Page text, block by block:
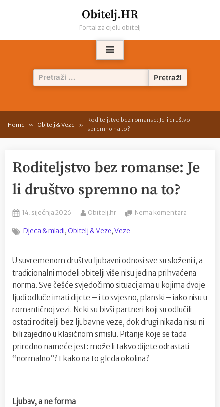
Obitelj.HR
Portal za cijelu obitelj
Pretraži:
Home Obitelj & Veze
Roditeljstvo bez romanse: Je li društvo
spremno na to?
Roditeljstvo bez romanse: Je
li društvo spremno na to?
Posted
14. siječnja 2026 By
Obitelj.hr Nema komentara
romanse:
li
društvo
spremno
na
to?
Djeca & mladi,Obitelj & Veze,Veze
U suvremenom društvu ljubavni odnosi sve su složeniji, a
tradicionalni modeli obitelji više nisu jedina prihvaćena
norma. Sve češće svjedočimo situacijama u kojima dvoje
ljudi odluče imati dijete – i to svjesno, planski – iako nisu u
romantičnoj vezi. Neki su bivši partneri koji su odlučili
ostati roditelji bez ljubavne veze, dok drugi nikada nisu ni
bili zajedno u klasičnom smislu. Pitanje koje se tada
prirodno nameće jest: može li takvo dijete odrastati
“normalno”? I kako na to gleda okolina?
Ljubav, a ne forma